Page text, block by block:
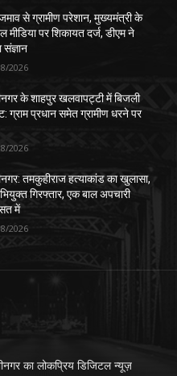
से ग्रामीण परेशान, मुख्यमंत्री के
मीडिया पर शिकायत दर्ज, डीएम ने
संज्ञान
2026
के शाहपुर खलवापट्टी में बिजली
ग्राम प्रधान समेत ग्रामीण धरने पर
2026
तमकुहीराज हत्याकांड का खुलासा,
गिरफ्तार, एक बाल अपचारी
में
2026
का लोकप्रिय डिजिटल न्यूज़